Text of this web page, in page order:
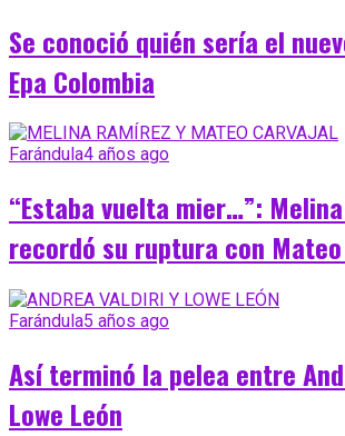
Se conoció quién sería el
Epa Colombia
Farándula4 años ago
“Estaba vuelta mier…”:
recordó su ruptura con
Farándula5 años ago
Así terminó la pelea entre
Lowe León